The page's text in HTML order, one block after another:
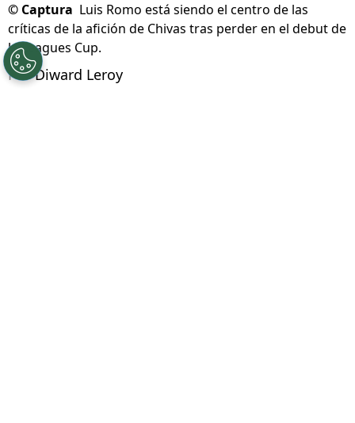
© Captura Luis Romo está siendo el centro de las
críticas de la afición de Chivas tras perder en el debut de
la Leagues Cup.
Por Diward Leroy